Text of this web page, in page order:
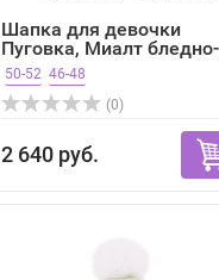
Шапка для девочки
Пуговка, Миалт бледно-
гол...
50-52 46-48
(0)
2 640 руб.